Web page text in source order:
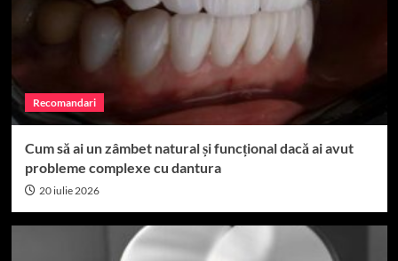
Recomandari
Cum să ai un zâmbet natural și funcțional dacă ai avut
probleme complexe cu dantura
20 iulie 2026